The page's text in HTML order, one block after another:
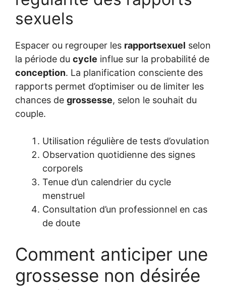
sexuels
Espacer ou regrouper les rapportsexuel selon
la période du cycle influe sur la probabilité de
conception. La planification consciente des
rapports permet d’optimiser ou de limiter les
chances de grossesse, selon le souhait du
couple.
Utilisation régulière de tests d’ovulation
Observation quotidienne des signes
corporels
Tenue d’un calendrier du cycle
menstruel
Consultation d’un professionnel en cas
de doute
Comment anticiper une
grossesse non désirée